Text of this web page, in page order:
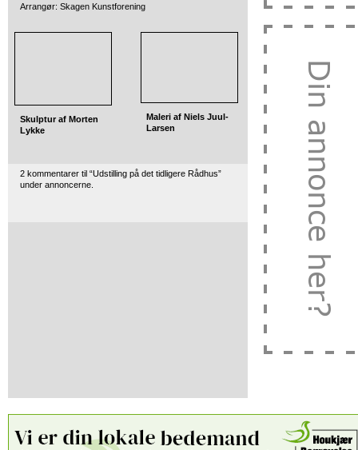
Arrangør: Skagen Kunstforening
Skulptur af Morten
Lykke
Maleri af Niels Juul-
Larsen
2 kommentarer til “Udstilling på det tidligere Rådhus”
under annoncerne.